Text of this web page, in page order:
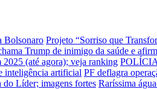
Bolsonaro Projeto “Sorriso que
Trump de inimigo da saúde e
2025 (até agora); veja ranking
inteligência artificial PF deflagra
Líder; imagens fortes Raríssima